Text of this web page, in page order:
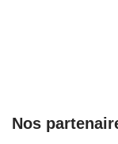
Nos